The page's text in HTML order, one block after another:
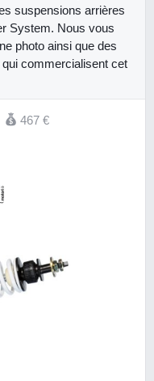
suspensions arrières
System. Nous vous
photo ainsi que des
commercialisent cet
467 €